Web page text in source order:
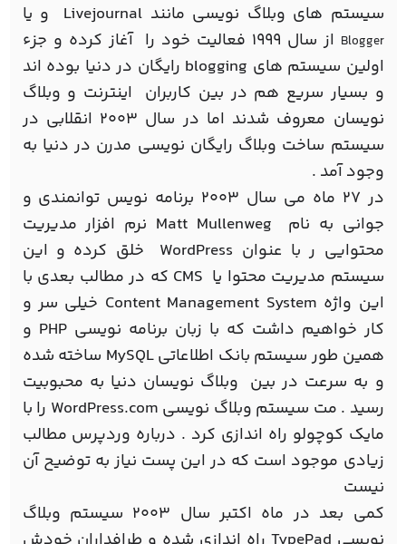
سیستم های وبلاگ نویسی مانند Livejournal و یا
Blogger
از سال ۱۹۹۹ فعالیت خود را آغاز کرده و جزء
اولین سیستم های blogging رایگان در دنیا بوده اند
و بسیار سریع هم در بین کاربران اینترنت و وبلاگ
نویسان معروف شدند اما در سال ۲۰۰۳ انقلابی در
سیستم ساخت وبلاگ رایگان نویسی مدرن در دنیا به
وجود آمد .
در ۲۷ ماه می سال ۲۰۰۳ برنامه نویس توانمندی و
جوانی به نام Matt Mullenweg نرم افزار مدیریت
محتوایی ر با عنوان WordPress خلق کرده و این
سیستم مدیریت محتوا یا CMS که در مطالب بعدی با
این واژه Content Management System خیلی سر و
کار خواهیم داشت که با زبان برنامه نویسی PHP و
همین طور سیستم بانک اطلاعاتی MySQL ساخته شده
و به سرعت در بین وبلاگ نویسان دنیا به محبوبیت
رسید . مت سیستم وبلاگ نویسی WordPress.com را با
مایک کوچولو راه اندازی کرد . درباره وردپرس مطالب
زیادی موجود است که در این پست نیاز به توضیح آن
نیست
کمی بعد در ماه اکتبر سال ۲۰۰۳ سیستم وبلاگ